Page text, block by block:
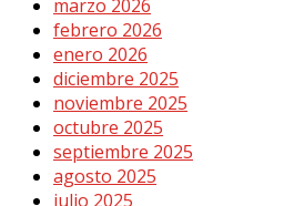
marzo 2026
febrero 2026
enero 2026
diciembre 2025
noviembre 2025
octubre 2025
septiembre 2025
agosto 2025
julio 2025